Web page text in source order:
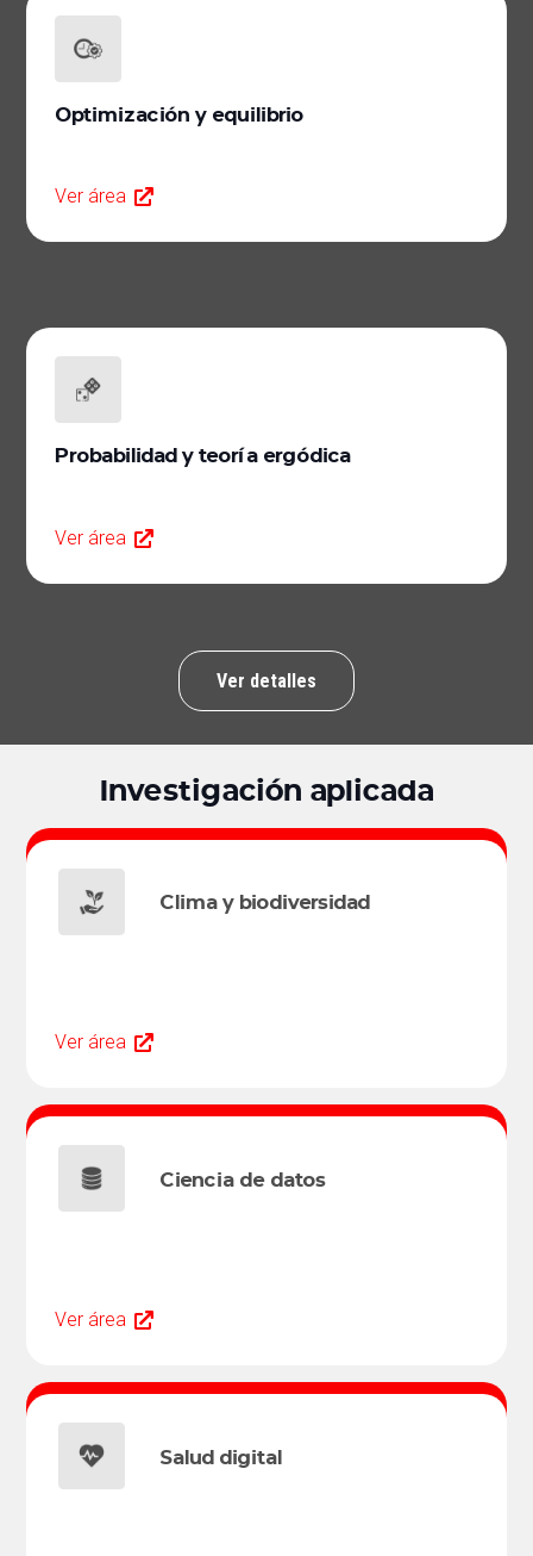
Optimización y equilibrio
Ver área
Probabilidad y teoría ergódica
Ver área
Ver detalles
Investigación aplicada
Clima y biodiversidad
Ver área
Ciencia de datos
Ver área
Salud digital